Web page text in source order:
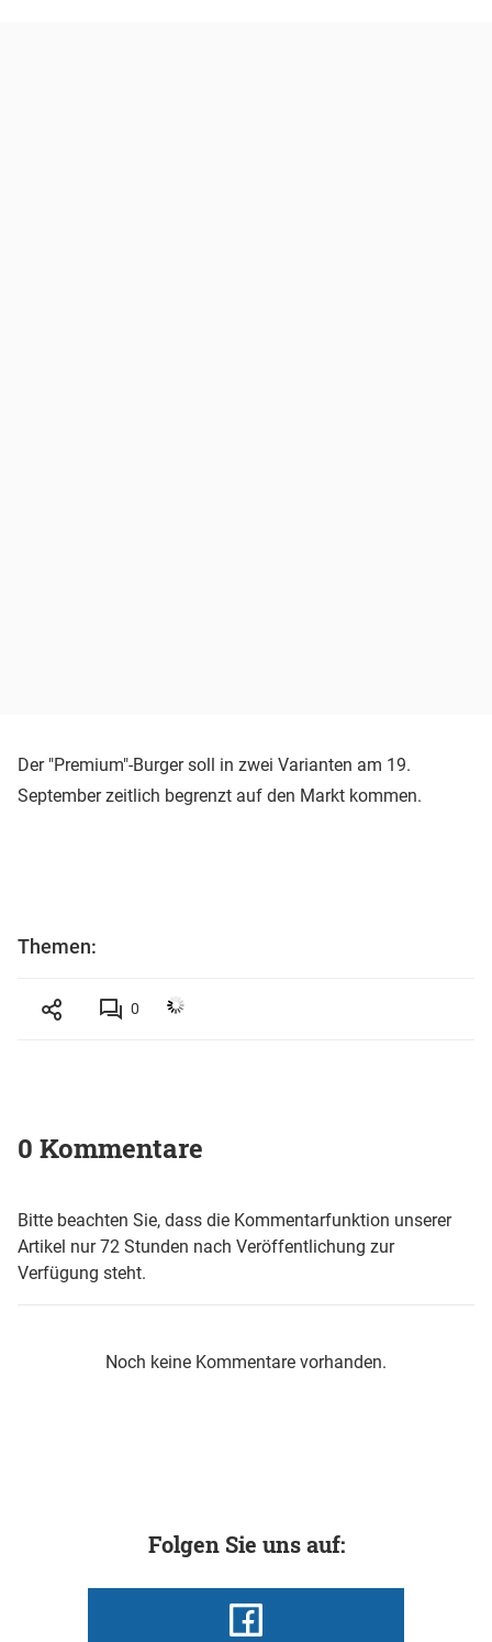
Der "Premium"-Burger soll in zwei Varianten am 19.
September zeitlich begrenzt auf den Markt kommen.
Themen:
0
0 Kommentare
Bitte beachten Sie, dass die Kommentarfunktion unserer
Artikel nur 72 Stunden nach Veröffentlichung zur
Verfügung steht.
Noch keine Kommentare vorhanden.
Folgen Sie uns auf: